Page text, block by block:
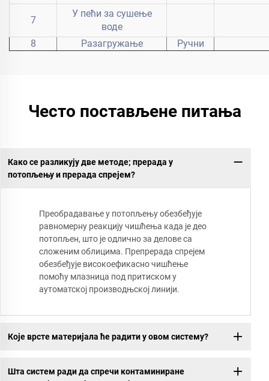
7
У пећи за сушење
воде
8
Разагружање Ручни
Често постављене питања
Како се разликују две методе; прерада у
потопљењу и прерада спрејем?
Преобрадавање у потопљењу обезбеђује
равномерну реакцију чишћења када је део
потопљен, што је одлично за делове са
сложеним облицима. Препрерада спрејем
обезбеђује високоефикасно чишћење
помоћу млазница под притиском у
аутоматској производњској линији.
Које врсте материјала ће радити у овом систему?
Шта систем ради да спречи контаминиране